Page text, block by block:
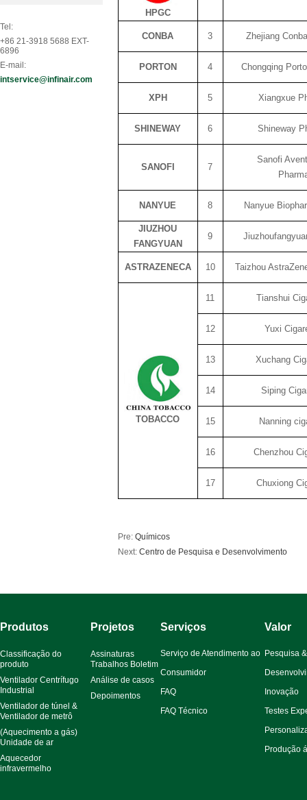
Tel:
+86 21-3918 5688 EXT-
6896
E-mail:
intservice@infinair.com
HPGC
CONBA 3 Zhejiang
PORTON 4 Chongqing
XPH 5 Xiangxue
SHINEWAY 6 Shineway
SANOFI 7
Sanofi
NANYUE 8 Nanyue
JIUZHOU
FANGYUAN
9
ASTRAZENECA 10 Taizhou
TOBACCO
11 Tianshui
12 Yuxi
13 Xuchang
14 Siping
15 Nanning
16 Chenzhou
17 Chuxiong
Pre: Químicos
Next: Centro de Pesquisa e Desenvolvimento
Produtos
Classificação do
produto
Ventilador Centrífugo
Industrial
Ventilador de túnel &
Ventilador de metrô
(Aquecimento a gás)
Unidade de ar
Aquecedor
infravermelho
Projetos
Assinaturas
Trabalhos Boletim
Análise de casos
Depoimentos
Serviços
Serviço de Atendimento ao
Consumidor
FAQ
FAQ Técnico
Valor
Pesquisa &
Inovação
Testes
Produção